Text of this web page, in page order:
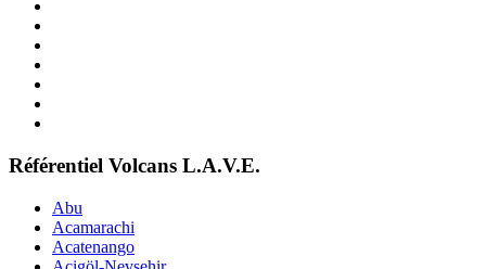
Référentiel Volcans L.A.V.E.
Abu
Acamarachi
Acatenango